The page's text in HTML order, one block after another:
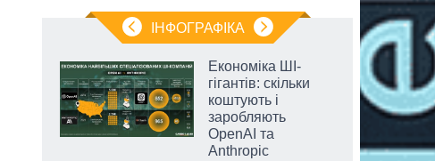
ІНФОГРАФІКА
Економіка ШІ-
гігантів: скільки
коштують і
заробляють
OpenAI та
Anthropic